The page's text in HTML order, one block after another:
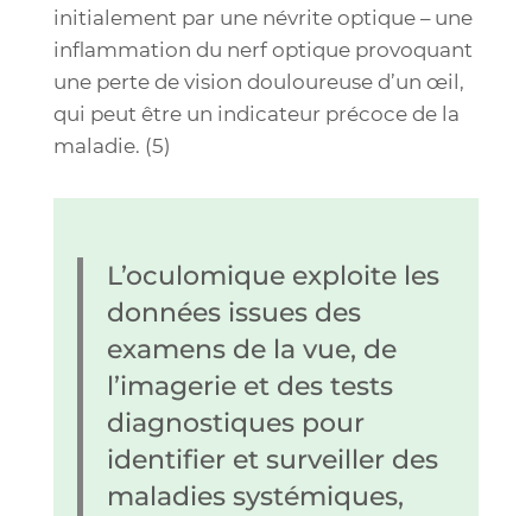
initialement par une névrite optique – une
inflammation du nerf optique provoquant
une perte de vision douloureuse d’un œil,
qui peut être un indicateur précoce de la
maladie. (5)
L’oculomique exploite les
données issues des
examens de la vue, de
l’imagerie et des tests
diagnostiques pour
identifier et surveiller des
maladies systémiques,